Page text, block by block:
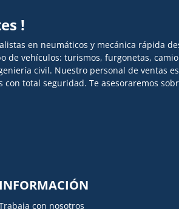
!
en neumáticos y mecánica rápida
de vehículos: turismos, furgonetas,
civil. Nuestro personal de ventas
total seguridad. Te asesoraremos
INFORMACIÓN
con nosotros